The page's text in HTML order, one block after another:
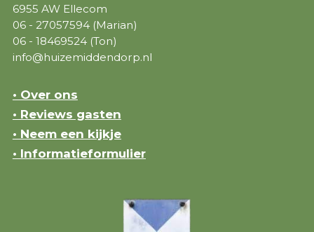
6955 AW Ellecom
06 - 27057594 (Marian)
06 - 18469524 (Ton)
info@huizemiddendorp.nl
• Over ons
• Reviews gasten
• Neem een kijkje
• Informatieformulier